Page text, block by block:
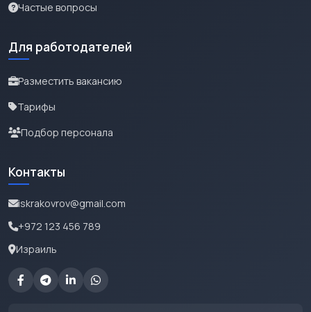
Частые вопросы
Для работодателей
Разместить вакансию
Тарифы
Подбор персонала
Контакты
iskrakovrov@gmail.com
+972 123 456 789
Израиль